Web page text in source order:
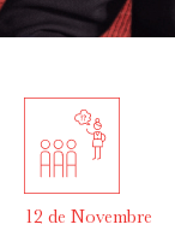
12 de Novembre